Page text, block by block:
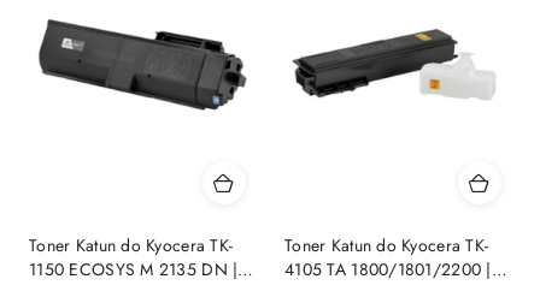
Toner Katun do Kyocera TK-
1150 ECOSYS M 2135 DN |
Toner Katun do Kyocera TK-
4105 TA 1800/1801/2200 |